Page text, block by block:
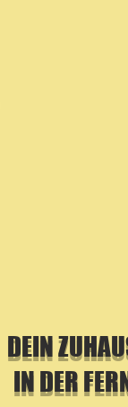
DEIN
IN DER